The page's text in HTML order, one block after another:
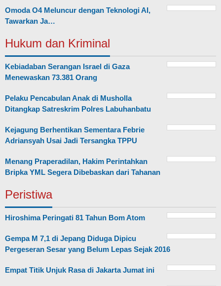
Omoda O4 Meluncur dengan Teknologi AI,
Tawarkan Ja…
Hukum dan Kriminal
Kebiadaban Serangan Israel di Gaza
Menewaskan 73.381 Orang
Pelaku Pencabulan Anak di Musholla
Ditangkap Satreskrim Polres Labuhanbatu
Kejagung Berhentikan Sementara Febrie
Adriansyah Usai Jadi Tersangka TPPU
Menang Praperadilan, Hakim Perintahkan
Bripka YML Segera Dibebaskan dari Tahanan
Peristiwa
Hiroshima Peringati 81 Tahun Bom Atom
Gempa M 7,1 di Jepang Diduga Dipicu
Pergeseran Sesar yang Belum Lepas Sejak 2016
Empat Titik Unjuk Rasa di Jakarta Jumat ini